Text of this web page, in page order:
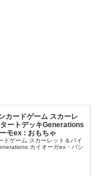
カードゲーム スカーレ
ートデッキGenerations
モex : おもちゃ
ゲーム スカーレット＆バイ
カイオーガex・バシ